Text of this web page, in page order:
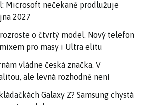
Microsoft nečekaně prodlužuje
2027
rozroste o čtvrtý model. Nový telefon
pro masy i Ultra elitu
vládne česká značka. V
ale levná rozhodně není
Galaxy Z? Samsung chystá